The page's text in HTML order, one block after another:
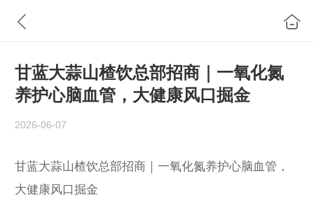
甘蓝大蒜山楂饮总部招商｜一氧化氮
养护心脑血管，大健康风口掘金
2026-06-07
甘蓝大蒜山楂饮总部招商｜一氧化氮养护心脑血管，
大健康风口掘金